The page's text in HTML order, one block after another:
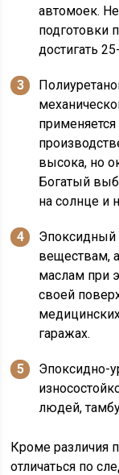
автомоек.
подготовки
достигать
высока, но
Богатый
на солнце и
Эпоксидный
веществам,
маслам при
своей
гаражах.
Эпоксидно-
людей,
Кроме различия
отличаться по